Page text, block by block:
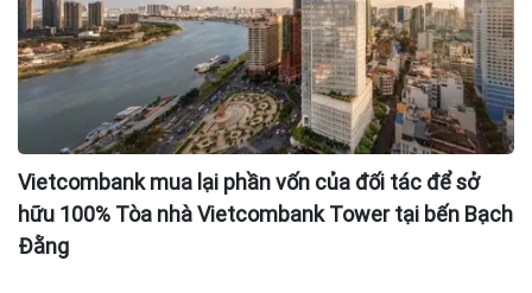
Vietcombank mua lại phần vốn của đối tác để sở
hữu 100% Tòa nhà Vietcombank Tower tại bến Bạch
Đằng